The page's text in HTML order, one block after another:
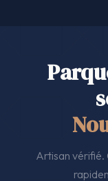
Artisan vérifié.